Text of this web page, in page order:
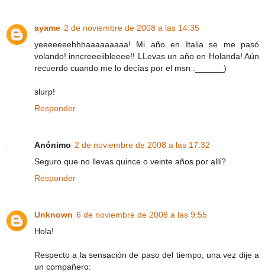
ayame 2 de noviembre de 2008 a las 14:35
yeeeeeeehhhaaaaaaaaa! Mi año en Italia se me pasó
volando! inncreeeiibleeee!! LLevas un año en Holanda! Aún
recuerdo cuando me lo decías por el msn :______)
slurp!
Responder
Anónimo 2 de noviembre de 2008 a las 17:32
Seguro que no llevas quince o veinte años por allí?
Responder
Unknown 6 de noviembre de 2008 a las 9:55
Hola!
Respecto a la sensación de paso del tiempo, una vez dije a
un compañero: